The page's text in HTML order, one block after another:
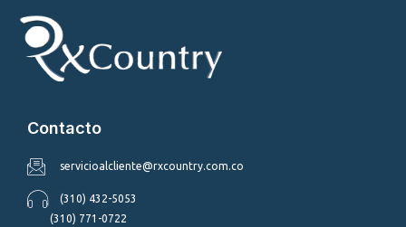
Contacto
servicioalcliente@rxcountry.com.co
(310) 432-5053
(310) 771-0722